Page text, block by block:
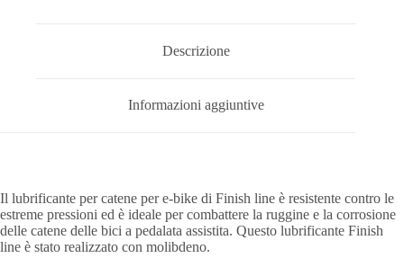
Descrizione
Informazioni aggiuntive
Il lubrificante per catene per e-bike di Finish line è resistente contro le
estreme pressioni ed è ideale per combattere la ruggine e la corrosione
delle catene delle bici a pedalata assistita. Questo lubrificante Finish
line è stato realizzato con molibdeno.